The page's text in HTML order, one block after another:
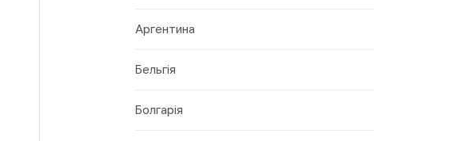
Аргентина
Бельгія
Болгарія